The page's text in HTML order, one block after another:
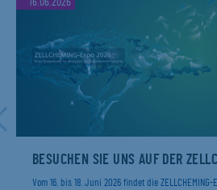
BESUCHEN SIE UNS AUF DER
Vom 16. bis 18. Juni 2026 findet die